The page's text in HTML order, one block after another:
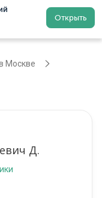
Открыть
Регистрация
Москве
Д.